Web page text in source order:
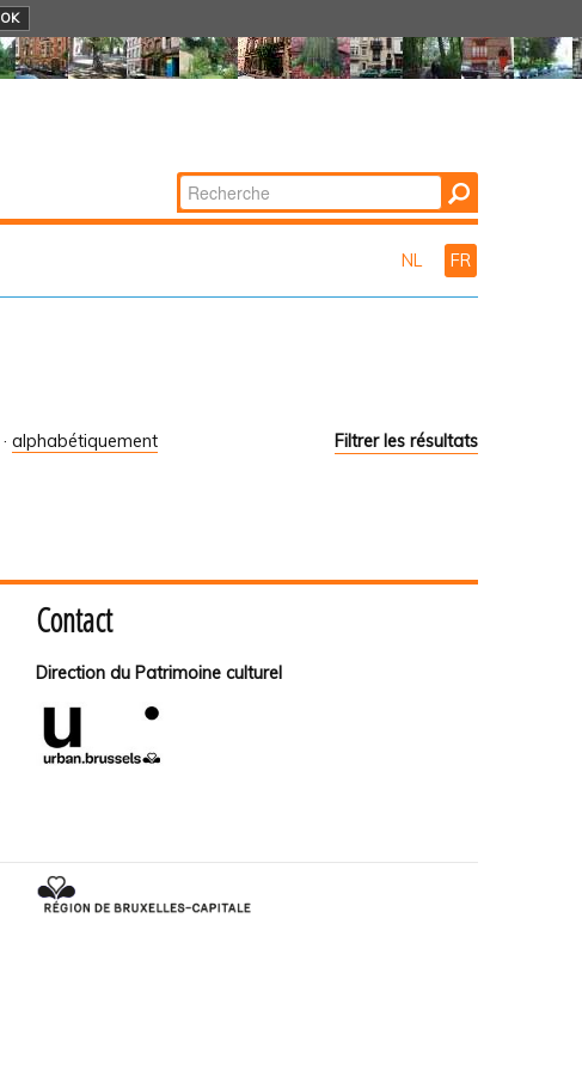
OK
Chercher par
Recherche
NL FR
Filtrer les résultats
· alphabétiquement
Contact
Direction du Patrimoine culturel